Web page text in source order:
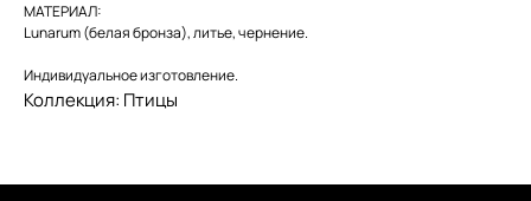
МАТЕРИАЛ:
Lunarum (белая бронза), литье, чернение.
Индивидуальное изготовление.
Коллекция: Птицы